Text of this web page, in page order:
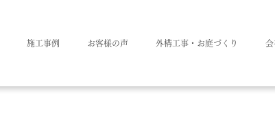
施工事例 お客様の声 外構工事・お庭づくり 会